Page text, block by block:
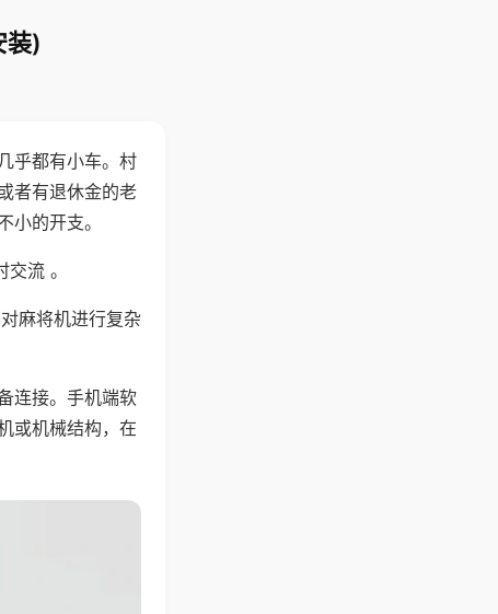
装)
乎都有小车。村
者有退休金的老
的开支。
流 。
麻将机进行复杂
连接。手机端软
或机械结构，在